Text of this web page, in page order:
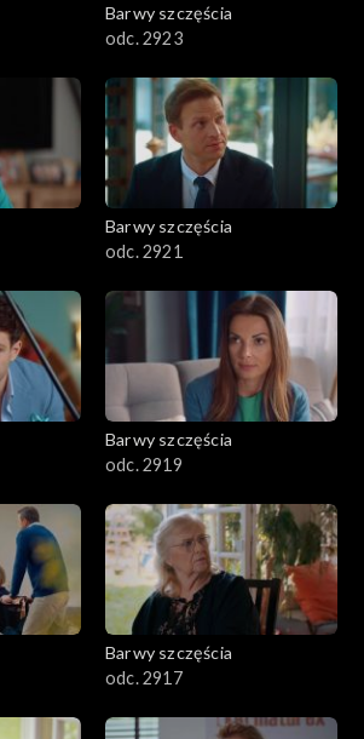
Barwy szczęścia
odc. 2923
Barwy szczęścia
odc. 2921
Barwy szczęścia
odc. 2919
Barwy szczęścia
odc. 2917